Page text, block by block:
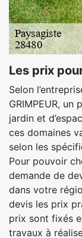
Les prix
Selon
GRIMPEUR, un
jardin et
ces domaines
selon les
Pour pouvoir
demande de
dans votre
devis les prix
prix sont fixés
travaux à